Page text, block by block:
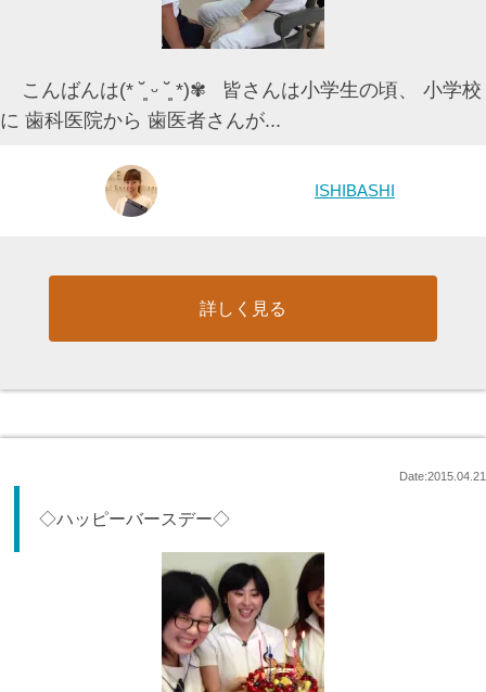
こんばんは(* ˘͈ ᵕ ˘͈ *)✾ 皆さんは小学生の頃、 小学校
に 歯科医院から 歯医者さんが...
ISHIBASHI
詳しく見る
Date:2015.04.21
◇ハッピーバースデー◇